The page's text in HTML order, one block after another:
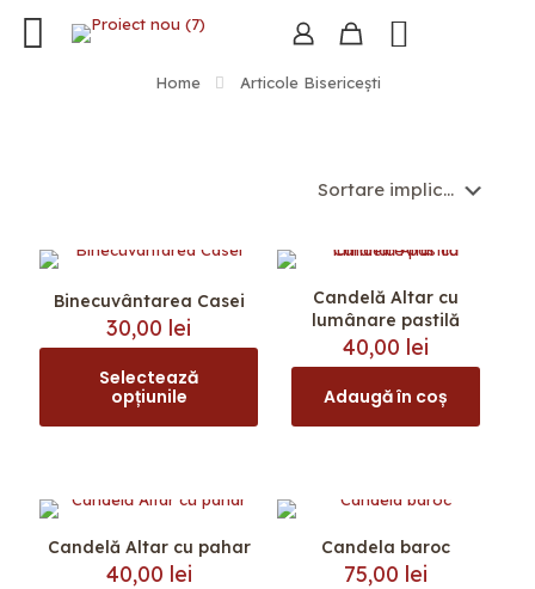
Home Articole Bisericești
Binecuvântarea Casei
30,00 lei
Selectează
opțiunile
variații.
pot
Candelă Altar cu
lumânare pastilă
40,00 lei
Adaugă în coș
Candelă Altar cu pahar
40,00 lei
Candela baroc
75,00 lei